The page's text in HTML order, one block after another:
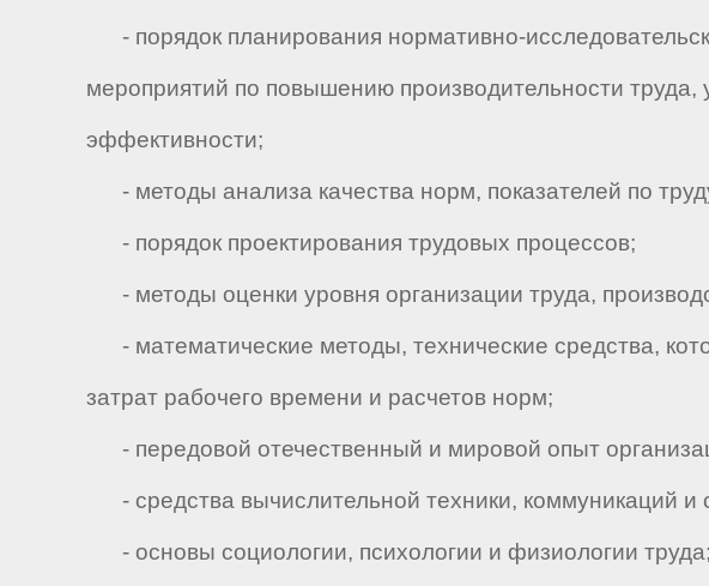
- порядок планирования нормативно-
мероприятий по повышению производительности
эффективности;
- методы анализа качества норм, показателей по
- порядок проектирования трудовых процессов;
- методы оценки уровня организации труда,
- математические методы, технические средства,
затрат рабочего времени и расчетов норм;
- передовой отечественный и мировой опыт
- средства вычислительной техники, коммуникаций и
- основы социологии, психологии и физиологии труда;